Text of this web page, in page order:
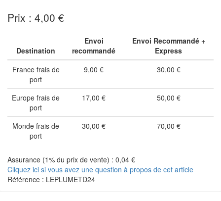
Prix : 4,00 €
Destination
Envoi
recommandé
Envoi Recommandé +
Express
France frais de
port
9,00 € 30,00 €
Europe frais de
port
17,00 € 50,00 €
Monde frais de
port
30,00 € 70,00 €
Assurance (1% du prix de vente) : 0,04 €
Cliquez ici si vous avez une question à propos de cet article
Référence : LEPLUMETD24